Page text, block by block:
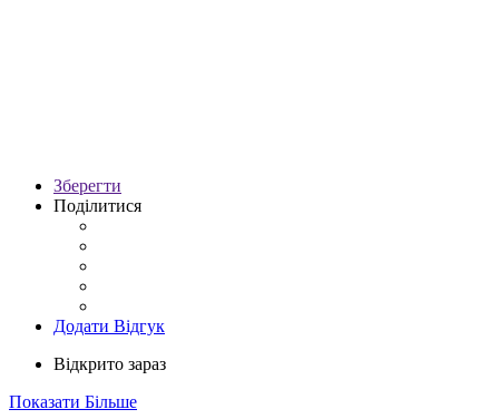
Зберегти
Поділитися
Додати Відгук
Відкрито зараз
Показати Більше